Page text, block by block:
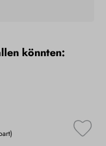
könnten: